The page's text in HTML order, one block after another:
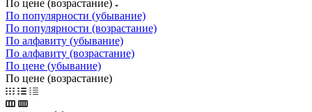
По цене (возрастание)
По популярности (убывание)
По популярности (возрастание)
По алфавиту (убывание)
По алфавиту (возрастание)
По цене (убывание)
По цене (возрастание)